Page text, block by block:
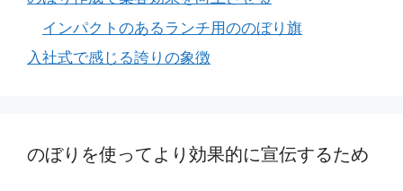
インパクトのあるランチ用ののぼり旗
入社式で感じる誇りの象徴
のぼりを使ってより効果的に宣伝するため